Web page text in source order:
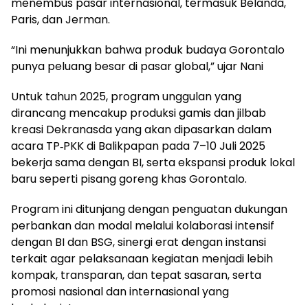
menembus pasar internasional, termasuk Belanda,
Paris, dan Jerman.
“Ini menunjukkan bahwa produk budaya Gorontalo
punya peluang besar di pasar global,” ujar Nani
Untuk tahun 2025, program unggulan yang
dirancang mencakup produksi gamis dan jilbab
kreasi Dekranasda yang akan dipasarkan dalam
acara TP‑PKK di Balikpapan pada 7–10 Juli 2025
bekerja sama dengan BI, serta ekspansi produk lokal
baru seperti pisang goreng khas Gorontalo.
Program ini ditunjang dengan penguatan dukungan
perbankan dan modal melalui kolaborasi intensif
dengan BI dan BSG, sinergi erat dengan instansi
terkait agar pelaksanaan kegiatan menjadi lebih
kompak, transparan, dan tepat sasaran, serta
promosi nasional dan internasional yang